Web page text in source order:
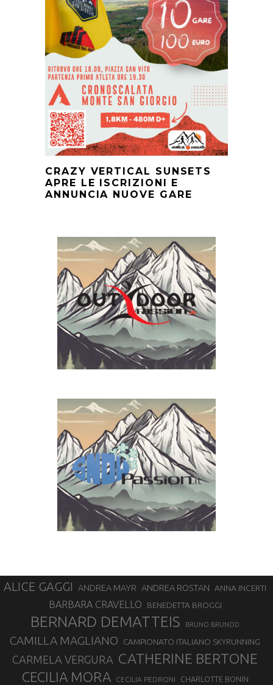
CRAZY VERTICAL SUNSETS
APRE LE ISCRIZIONI E
ANNUNCIA NUOVE GARE
ALICE GAGGI ANDREA MAYR ANDREA ROSTAN ANNA INCERTI
BARBARA CRAVELLO BENEDETTA BROGGI
BERNARD DEMATTEIS BRUNO BRUNOD
CAMILLA MAGLIANO CAMPIONATO ITALIANO SKYRUNNING
CARMELA VERGURA CATHERINE BERTONE
CECILIA MORA CECILIA PEDRONI CHARLOTTE BONIN